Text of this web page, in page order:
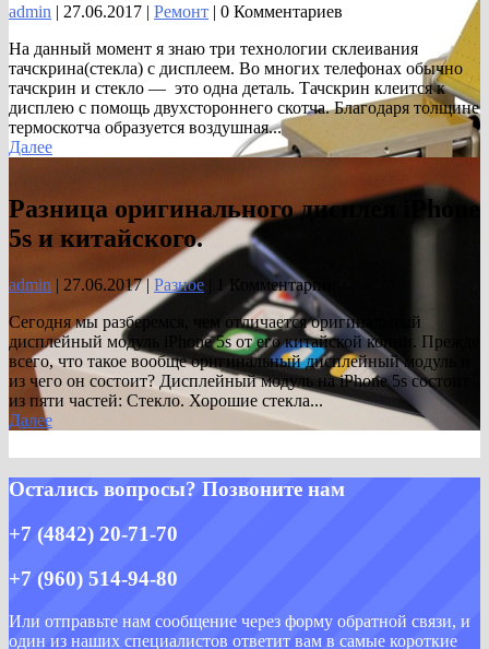
admin | 27.06.2017 | Ремонт | 0 Комментариев
На данный момент я знаю три технологии склеивания
тачскрина(стекла) с дисплеем. Во многих телефонах обычно
тачскрин и стекло — это одна деталь. Тачскрин клеится к
дисплею с помощь двухстороннего скотча. Благодаря толщине
термоскотча образуется воздушная...
Далее
Разница оригинального дисплея iPhone
5s и китайского.
admin | 27.06.2017| Разное | 1 Комментарий
Сегодня мы разберемся, чем отличается оригинальный
дисплейный модуль iPhone 5s от его китайской копии. Прежде
всего, что такое вообще оригинальный дисплейный модуль и
из чего он состоит? Дисплейный модуль на iPhone 5s состоит
из пяти частей: Стекло. Хорошие стекла...
Далее
Остались вопросы? Позвоните нам
+7 (4842) 20-71-70
+7 (960) 514-94-80
Или отправьте нам сообщение через форму обратной связи, и
один из наших специалистов ответит вам в самые короткие